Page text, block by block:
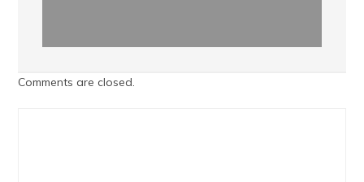
Comments are closed.